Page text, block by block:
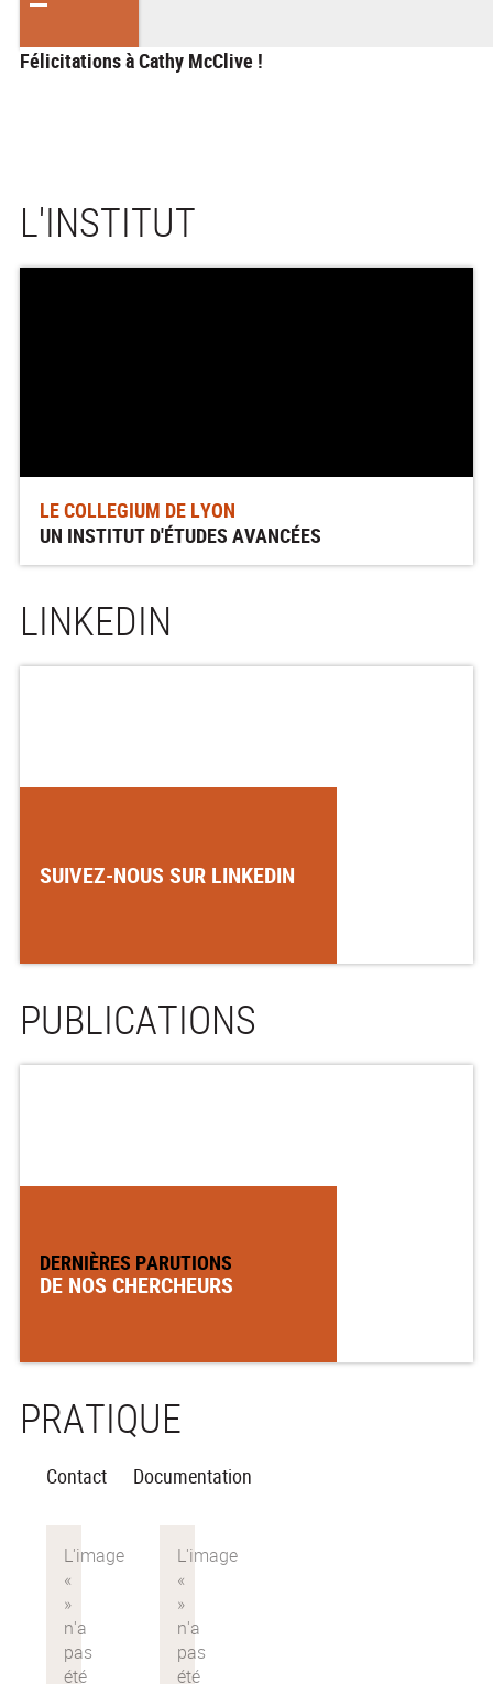
Félicitations à Cathy McClive !
L'INSTITUT
LE COLLEGIUM DE LYON
UN INSTITUT D'ÉTUDES AVANCÉES
LINKEDIN
SUIVEZ-NOUS SUR LINKEDIN
PUBLICATIONS
DERNIÈRES PARUTIONS
DE NOS CHERCHEURS
PRATIQUE
Contact Documentation